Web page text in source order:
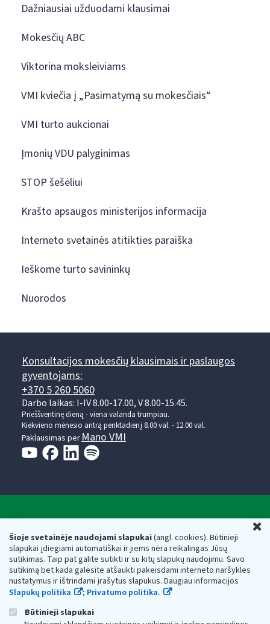
Šioje svetainėje naudojami slapukai(angl. cookies). Būtinieji
slapukai įdiegiami automatiškai ir jiems nėra reikalingas Jūsų
sutikimas. Taip pat galite sutikti ir su kitų slapukų naudojimu. Savo
sutikimą bet kada galėsite atšaukti pakeisdami interneto naršyklės
nustatymus ir ištrindami įrašytus slapukus. Daugiau informacijos
Slapukų politika
; Privatumo politika.
Būtinieji slapukai
Dažniausiai užduodami klausimai
Mokesčių ABC
Viktorina moksleiviams
VMI kviečia į „Pasimatymą su mokesčiais“
VMI turto aukcionai
Įmonių VDU palyginimas
STOP šešėliui
Krašto apsaugos ministerijos informacija
Interneto svetainės atitikties paraiška
Ieškome turto savininkų
Nuorodos
Konsultacijos mokesčių klausimais ir paslaugos
gyventojams:
+370 5 260 5060
Darbo laikas: I-IV 8.00-17.00, V 8.00-15.45.
Prieššventinę dieną - viena valanda trumpiau.
Kiekvieno mėnesio antrą penktadienį 8.00 val. - 12.00 val.
Paklausimas per Mano VMI
Respublikos finansų ministerijos
Biudžetinė įstaiga. Juridinio asmens kodas — 188659752,
adresas: Vasario 16-osios g. 14, 01107 Vilnius, Lietuva, el.paštas:
vmi@vmi.lt, E. pristatymo dėžutės adresas 188659752
Duomenys apie Valstybinę mokesčių inspekciją prie Lietuvos
Respublikos finansų ministerijos kaupiami ir saugomi Juridinių